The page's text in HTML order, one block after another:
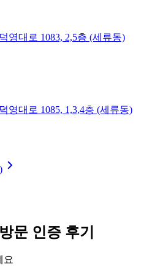
영대로 1083, 2,5층 (세류동)
영대로 1085, 1,3,4층 (세류동)
문 인증 후기
요